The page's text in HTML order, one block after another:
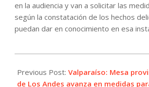
en la audiencia y van a solicitar las
según la constatación de los hechos
puedan dar en conocimiento en esa
08-
25
Previous Post: Valparaíso: Mesa
de Los Andes avanza en medidas